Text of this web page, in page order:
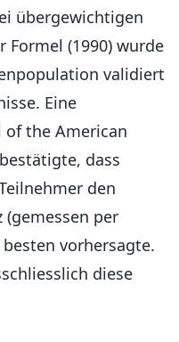
übergewichtigen
Formel (1990) wurde
validiert
Eine
of the American
dass
den
per
vorhersagte.
diese